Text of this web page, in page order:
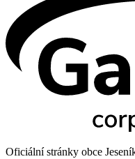
Oficiální stránky obce